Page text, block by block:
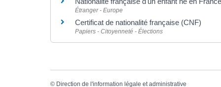
Étranger - Europe
Certificat de nationalité française (CNF)
Papiers - Citoyenneté - Élections
© Direction de l'information légale et administrative